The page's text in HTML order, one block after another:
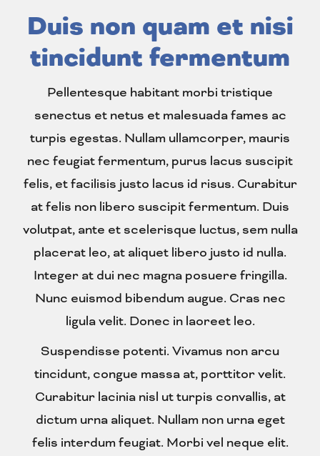
Duis non quam et nisi
tincidunt fermentum
Pellentesque habitant morbi tristique
senectus et netus et malesuada fames ac
turpis egestas. Nullam ullamcorper, mauris
nec feugiat fermentum, purus lacus suscipit
felis, et facilisis justo lacus id risus. Curabitur
at felis non libero suscipit fermentum. Duis
volutpat, ante et scelerisque luctus, sem nulla
placerat leo, at aliquet libero justo id nulla.
Integer at dui nec magna posuere fringilla.
Nunc euismod bibendum augue. Cras nec
ligula velit. Donec in laoreet leo.
Suspendisse potenti. Vivamus non arcu
tincidunt, congue massa at, porttitor velit.
Curabitur lacinia nisl ut turpis convallis, at
dictum urna aliquet. Nullam non urna eget
felis interdum feugiat. Morbi vel neque elit.